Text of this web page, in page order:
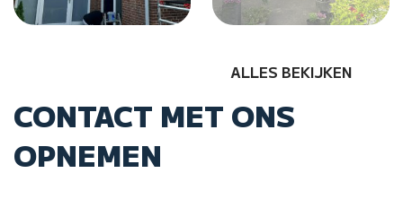
ALLES BEKIJKEN
CONTACT MET ONS
OPNEMEN